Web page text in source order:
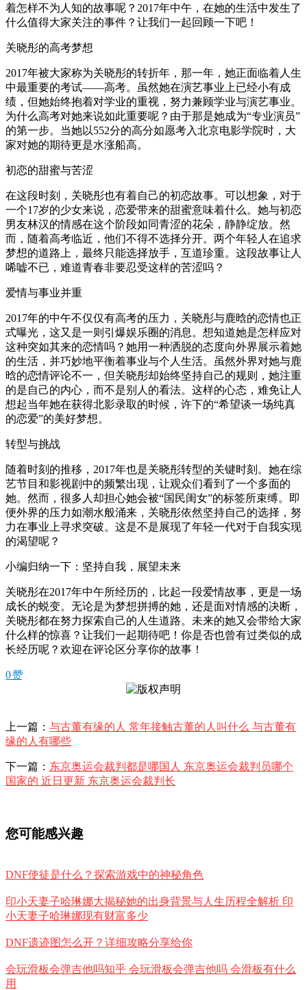
着怎样不为人知的故事呢？2017年中午，在她的生活中发生了
什么值得大家关注的事件？让我们一起回顾一下吧！
关晓彤的高考梦想
2017年被大家称为关晓彤的转折年，那一年，她正面临着人生
中最重要的考试——高考。虽然她在演艺事业上已经小有成
绩，但她始终抱着对学业的重视，努力兼顾学业与演艺事业。
为什么高考对她来说如此重要呢？由于那是她成为“专业演员”
的第一步。当她以552分的高分如愿考入北京电影学院时，大
家对她的期待更是水涨船高。
初恋的甜蜜与苦涩
在这段时刻，关晓彤也有着自己的初恋故事。可以想象，对于
一个17岁的少女来说，恋爱带来的甜蜜意味着什么。她与初恋
男友林汉的情感在这个阶段如同青涩的花朵，静静绽放。然
而，随着高考临近，他们不得不选择分开。两个年轻人在追求
梦想的道路上，最终只能选择放手，互道珍重。这段故事让人
唏嘘不已，难道青春非要忍受这样的苦涩吗？
爱情与事业并重
2017年的中午不仅仅有高考的压力，关晓彤与鹿晗的恋情也正
式曝光，这又是一则引爆娱乐圈的消息。想知道她是怎样应对
这种突如其来的恋情吗？她用一种洒脱的态度向外界展示着她
的生活，并巧妙地平衡着事业与个人生活。虽然外界对她与鹿
晗的恋情评论不一，但关晓彤却始终坚持自己的规则，她注重
的是自己的内心，而不是别人的看法。这样的心态，难免让人
想起当年她在获得北影录取的时候，许下的“希望谈一场纯真
的恋爱”的美好梦想。
转型与挑战
随着时刻的推移，2017年也是关晓彤转型的关键时刻。她在综
艺节目和影视剧中的频繁出现，让观众们看到了一个多面的
她。然而，很多人却担心她会被“国民闺女”的标签所束缚。即
便外界的压力如潮水般涌来，关晓彤依然坚持自己的选择，努
力在事业上寻求突破。这是不是展现了年轻一代对于自我实现
的渴望呢？
小编归纳一下：坚持自我，展望未来
关晓彤在2017年中午所经历的，比起一段爱情故事，更是一场
成长的蜕变。无论是为梦想拼搏的她，还是面对情感的决断，
关晓彤都在努力探索自己的人生道路。未来的她又会带给大家
什么样的惊喜？让我们一起期待吧！你是否也曾有过类似的成
长经历呢？欢迎在评论区分享你的故事！
0赞
上一篇： 与古董有缘的人 常年接触古董的人叫什么 与古董有
缘的人有哪些
下一篇： 东京奥运会裁判都是哪国人 东京奥运会裁判员哪个
国家的 近日更新 东京奥运会裁判长
您可能感兴趣
DNF使徒是什么？探索游戏中的神秘角色
印小天妻子哈琳娜大揭秘她的出身背景与人生历程全解析 印
小天妻子哈琳娜现有财富多少
DNF遗迹图怎么开？详细攻略分享给你
会玩滑板会弹吉他吗知乎 会玩滑板会弹吉他吗 会滑板有什么
用